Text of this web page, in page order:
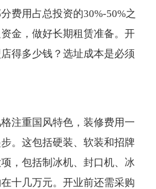
费用占总投资的30%-50%之
金，做好长期租赁准备。开
得多少钱？选址成本是必须
重国风特色，装修费用一
。这包括硬装、软装和招牌
，包括制冰机、封口机、冰
十几万元。开业前还需采购